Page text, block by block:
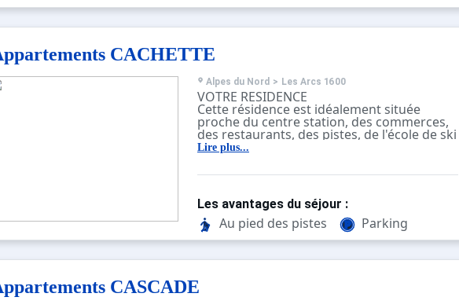
CACHETTE
Alpes du Nord > Les Arcs 1600
VOTRE RESIDENCE
Cette résidence est idéalement située
proche du centre station, des commerces,
des restaurants, des pistes, de l'école de ski
et du jardin d'enfants
Lire plus...
Les avantages du séjour :
Au pied des pistes Parking
CASCADE